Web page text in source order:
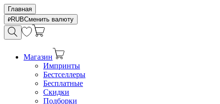
Главная
RUBСменить валюту
Магазин
Импринты
Бестселлеры
Бесплатные
Скидки
Подборки